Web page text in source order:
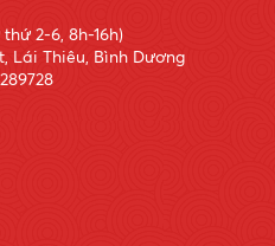
2-6, 8h-16h)
Lái Thiêu, Bình Dương